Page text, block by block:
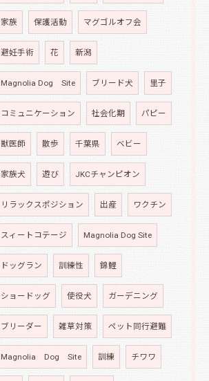
家族 保護活動 マグゴルオフ会
避妊手術 花 新潟
Magnolia Dog Site ブリード犬 里子
コミュニケーション 社会化期 パピー
獣医師 散歩 千葉県 ベビー
家族犬 遊び JKCチャンピオン
リラックスポジション 出産 ワクチン
スィートコテージ Magnolia Dog Site
ドッグラン 訓練性 錦鯉
ショードッグ 使役犬 ガーデニング
ブリーダー 雑草対策 ペット同行避難
Magnolia Dog Site 訓練 チワワ